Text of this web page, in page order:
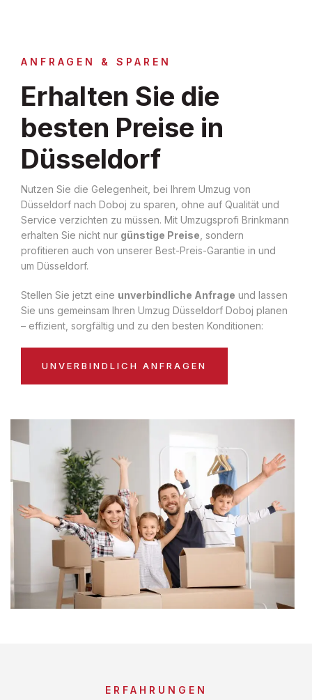
ANFRAGEN & SPAREN
Erhalten Sie die
besten Preise in
Düsseldorf
Nutzen Sie die Gelegenheit, bei Ihrem Umzug von
Düsseldorf nach Doboj zu sparen, ohne auf Qualität und
Service verzichten zu müssen. Mit Umzugsprofi Brinkmann
erhalten Sie nicht nur günstige Preise , sondern
profitieren auch von unserer Best-Preis-Garantie in und
um Düsseldorf.
Stellen Sie jetzt eine unverbindliche Anfrage und lassen
Sie uns gemeinsam Ihren Umzug Düsseldorf Doboj planen
– effizient, sorgfältig und zu den besten Konditionen:
UNVERBINDLICH ANFRAGEN
ERFAHRUNGEN